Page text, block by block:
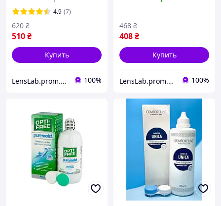
4.9 (7)
510₴
620 ₴
Купить
LensLab.prom.ua 100%
408₴
468 ₴
Купить
LensLab.prom.ua 100%